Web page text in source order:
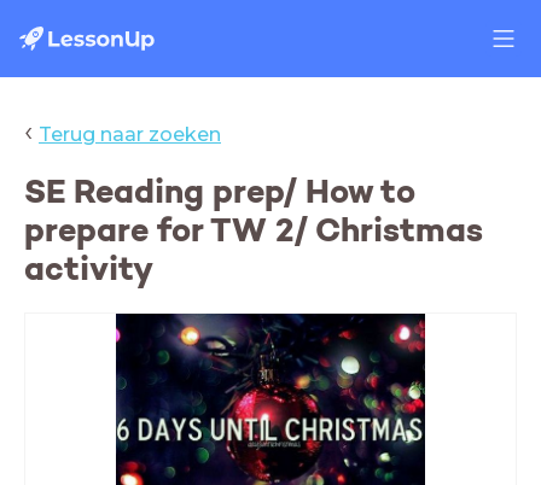
‹ Terug naar zoeken
SE Reading prep/ How to
prepare for TW 2/ Christmas
activity